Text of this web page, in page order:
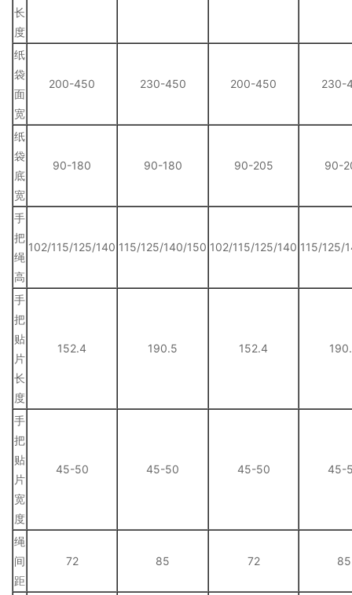
长
度
纸
袋
面
宽
200-450 230-450 200-450 230-
纸
袋
底
宽
90-180 90-180 90-205 90-
手
把
绳
高
102/115/125/140 115/125/140/150 102/115/125/140 115/125/
手
把
贴
片
长
度
152.4 190.5 152.4
手
把
贴
片
宽
度
45-50 45-50 45-50 45-
绳
间
距
72 85 72 85